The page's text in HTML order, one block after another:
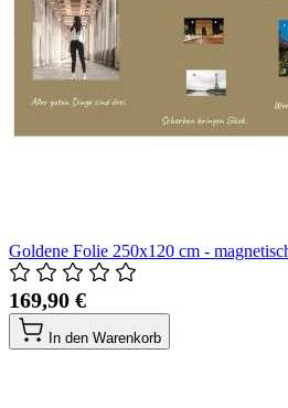
Goldene Folie 250x120 cm -
169,90 €
In den Warenkorb